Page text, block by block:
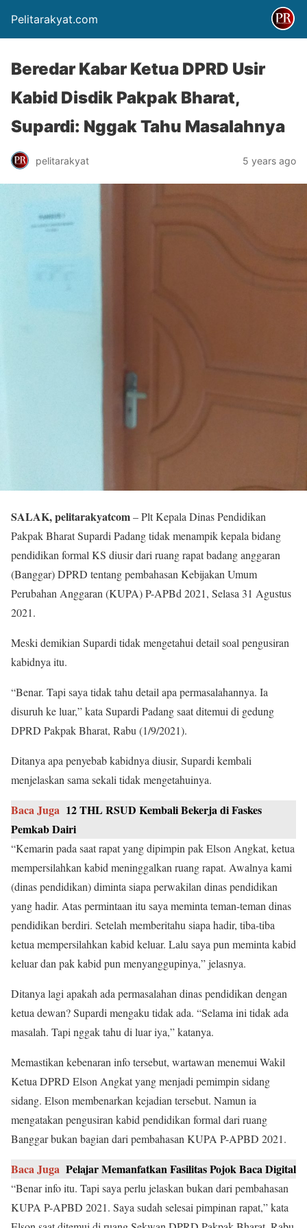
Pelitarakyat.com
Beredar Kabar Ketua DPRD Usir
Kabid Disdik Pakpak Bharat,
Supardi: Nggak Tahu Masalahnya
pelitarakyat 5 years ago
SALAK, pelitarakyatcom– Plt Kepala Dinas Pendidikan
Pakpak Bharat Supardi Padang tidak menampik kepala bidang
pendidikan formal KS diusir dari ruang rapat badang anggaran
(Banggar) DPRD tentang pembahasan Kebijakan Umum
Perubahan Anggaran (KUPA) P-APBd 2021, Selasa 31 Agustus
2021.
Meski demikian Supardi tidak mengetahui detail soal pengusiran
kabidnya itu.
“Benar. Tapi saya tidak tahu detail apa permasalahannya. Ia
disuruh ke luar,” kata Supardi Padang saat ditemui di gedung
DPRD Pakpak Bharat, Rabu (1/9/2021).
Ditanya apa penyebab kabidnya diusir, Supardi kembali
menjelaskan sama sekali tidak mengetahuinya.
Baca Juga 12 THL RSUD Kembali Bekerja di Faskes
Pemkab Dairi
“Kemarin pada saat rapat yang dipimpin pak Elson Angkat, ketua
mempersilahkan kabid meninggalkan ruang rapat. Awalnya kami
(dinas pendidikan) diminta siapa perwakilan dinas pendidikan
yang hadir. Atas permintaan itu saya meminta teman-teman dinas
pendidikan berdiri. Setelah memberitahu siapa hadir, tiba-tiba
ketua mempersilahkan kabid keluar. Lalu saya pun meminta kabid
keluar dan pak kabid pun menyanggupinya,” jelasnya.
Ditanya lagi apakah ada permasalahan dinas pendidikan dengan
ketua dewan? Supardi mengaku tidak ada. “Selama ini tidak ada
masalah. Tapi nggak tahu di luar iya,” katanya.
Memastikan kebenaran info tersebut, wartawan menemui Wakil
Ketua DPRD Elson Angkat yang menjadi pemimpin sidang
sidang. Elson membenarkan kejadian tersebut. Namun ia
mengatakan pengusiran kabid pendidikan formal dari ruang
Banggar bukan bagian dari pembahasan KUPA P-APBD 2021.
Baca Juga Pelajar Memanfatkan Fasilitas Pojok Baca Digital
“Benar info itu. Tapi saya perlu jelaskan bukan dari pembahasan
KUPA P-APBD 2021. Saya sudah selesai pimpinan rapat,” kata